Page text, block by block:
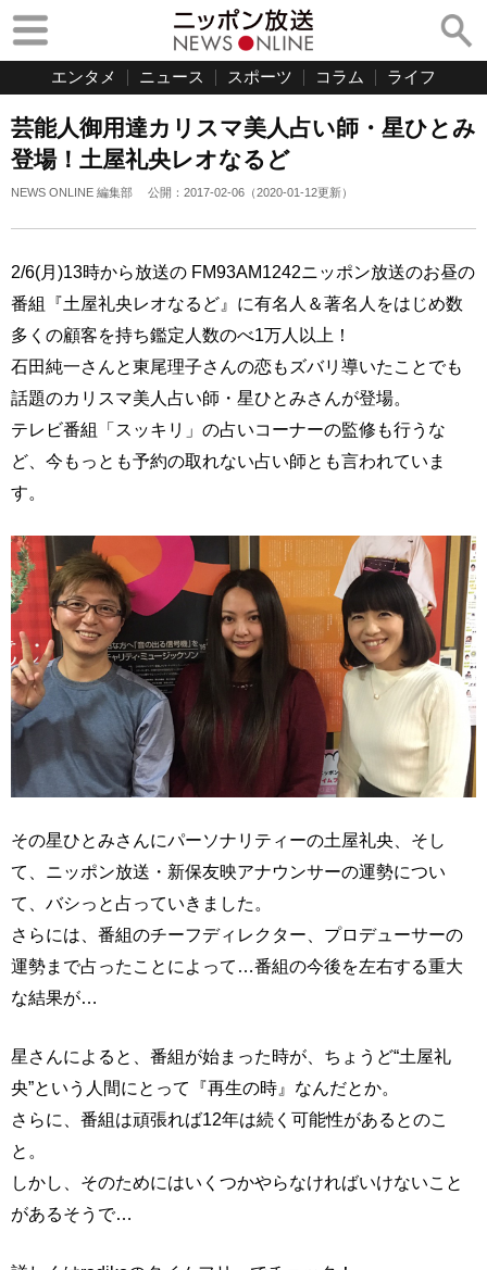
エンタメ ニュース スポーツ コラム ライフ
芸能人御用達カリスマ美人占い師・星ひとみ
登場！土屋礼央レオなるど
NEWS ONLINE 編集部 公開： 2017-02-06 （2020-01-12更新）
2/6(月)13時から放送の FM93AM1242ニッポン放送のお昼の
番組『土屋礼央レオなるど』に有名人＆著名人をはじめ数
多くの顧客を持ち鑑定人数のべ1万人以上！
石田純一さんと東尾理子さんの恋もズバリ導いたことでも
話題のカリスマ美人占い師・星ひとみさんが登場。
テレビ番組「スッキリ」の占いコーナーの監修も行うな
ど、今もっとも予約の取れない占い師とも言われていま
す。
その星ひとみさんにパーソナリティーの土屋礼央、そし
て、ニッポン放送・新保友映アナウンサーの運勢につい
て、バシっと占っていきました。
さらには、番組のチーフディレクター、プロデューサーの
運勢まで占ったことによって…番組の今後を左右する重大
な結果が…
星さんによると、番組が始まった時が、ちょうど“土屋礼
央”という人間にとって『再生の時』なんだとか。
さらに、番組は頑張れば12年は続く可能性があるとのこ
と。
しかし、そのためにはいくつかやらなければいけないこと
があるそうで…